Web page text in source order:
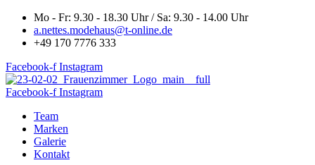
Zum
Inhalt
springen
Mo - Fr: 9.30 - 18.30 Uhr / Sa: 9.30 - 14.00 Uhr
a.nettes.modehaus@t-online.de
+49 170 7776 333
Facebook-f Instagram
Facebook-f Instagram
Team
Marken
Galerie
Kontakt